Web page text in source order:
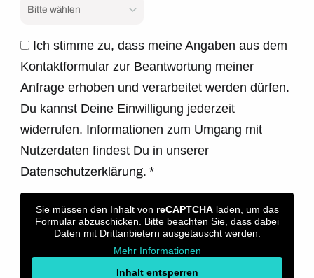
Ich stimme zu, dass meine Angaben aus dem
Kontaktformular zur Beantwortung meiner
Anfrage erhoben und verarbeitet werden dürfen.
Du kannst Deine Einwilligung jederzeit
widerrufen. Informationen zum Umgang mit
Nutzerdaten findest Du in unserer
Datenschutzerklärung.*
Sie müssen den Inhalt von reCAPTCHAladen, um das
Formular abzuschicken. Bitte beachten Sie, dass dabei
Daten mit Drittanbietern ausgetauscht werden.
Mehr Informationen
Inhalt entsperren